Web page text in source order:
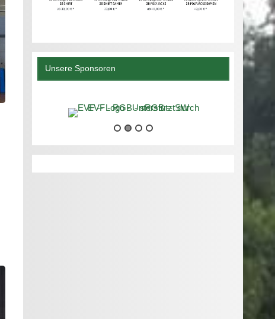
Unsere Sponsoren